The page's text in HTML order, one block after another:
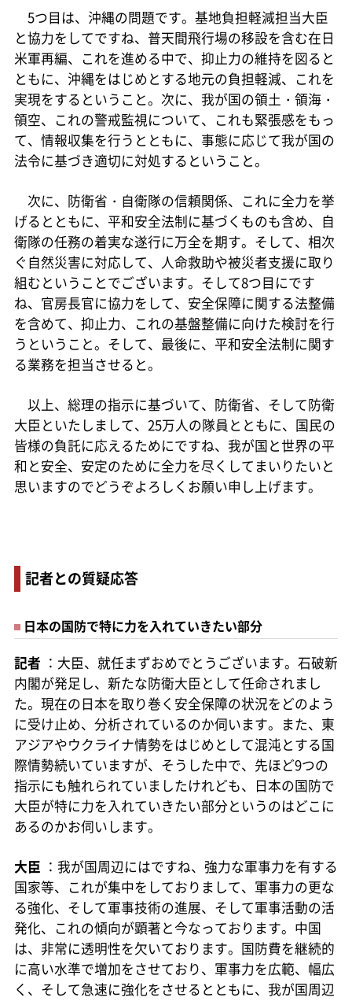
5つ目は、沖縄の問題です。基地負担軽減担当大臣
と協力をしてですね、普天間飛行場の移設を含む在日
米軍再編、これを進める中で、抑止力の維持を図ると
ともに、沖縄をはじめとする地元の負担軽減、これを
実現をするということ。次に、我が国の領土・領海・
領空、これの警戒監視について、これも緊張感をもっ
て、情報収集を行うとともに、事態に応じて我が国の
法令に基づき適切に対処するということ。
次に、防衛省・自衛隊の信頼関係、これに全力を挙
げるとともに、平和安全法制に基づくものも含め、自
衛隊の任務の着実な遂行に万全を期す。そして、相次
ぐ自然災害に対応して、人命救助や被災者支援に取り
組むということでございます。そして8つ目にです
ね、官房長官に協力をして、安全保障に関する法整備
を含めて、抑止力、これの基盤整備に向けた検討を行
うということ。そして、最後に、平和安全法制に関す
る業務を担当させると。
以上、総理の指示に基づいて、防衛省、そして防衛
大臣といたしまして、25万人の隊員とともに、国民の
皆様の負託に応えるためにですね、我が国と世界の平
和と安全、安定のために全力を尽くしてまいりたいと
思いますのでどうぞよろしくお願い申し上げます。
記者との質疑応答
日本の国防で特に力を入れていきたい部分
記者 ：大臣、就任まずおめでとうございます。石破新
内閣が発足し、新たな防衛大臣として任命されまし
た。現在の日本を取り巻く安全保障の状況をどのよう
に受け止め、分析されているのか伺います。また、東
アジアやウクライナ情勢をはじめとして混沌とする国
際情勢続いていますが、そうした中で、先ほど9つの
指示にも触れられていましたけれども、日本の国防で
大臣が特に力を入れていきたい部分というのはどこに
あるのかお伺いします。
大臣 ：我が国周辺にはですね、強力な軍事力を有する
国家等、これが集中をしておりまして、軍事力の更な
る強化、そして軍事技術の進展、そして軍事活動の活
発化、これの傾向が顕著と今なっております。中国
は、非常に透明性を欠いております。国防費を継続的
に高い水準で増加をさせており、軍事力を広範、幅広
く、そして急速に強化をさせるとともに、我が国周辺